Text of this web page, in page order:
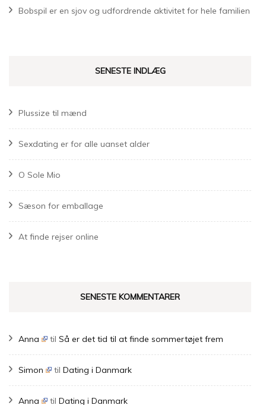
Bobspil er en sjov og udfordrende aktivitet for hele familien
SENESTE INDLÆG
Plussize til mænd
Sexdating er for alle uanset alder
O Sole Mio
Sæson for emballage
At finde rejser online
SENESTE KOMMENTARER
Anna tilSå er det tid til at finde sommertøjet frem
Simon tilDating i Danmark
Anna tilDating i Danmark